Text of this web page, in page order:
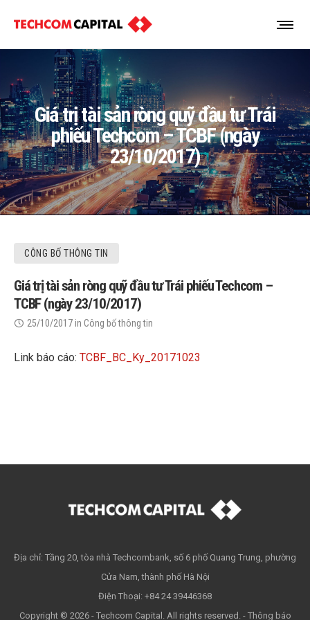
Giá trị tài sản ròng quỹ đầu tư Trái
phiếu Techcom – TCBF (ngày
23/10/2017)
CÔNG BỐ THÔNG TIN
Giá trị tài sản ròng quỹ đầu tư Trái phiếu Techcom –
TCBF (ngày 23/10/2017)
25/10/2017in Công bố thông tin
Link báo cáo: TCBF_BC_Ky_20171023
Địa chỉ: Tầng 20, tòa nhà Techcombank, số 6 phố Quang Trung, phường
Cửa Nam, thành phố Hà Nội
Điện Thoại: +84 24 39446368
Copyright © 2026 - Techcom Capital. All rights reserved. - Thông báo